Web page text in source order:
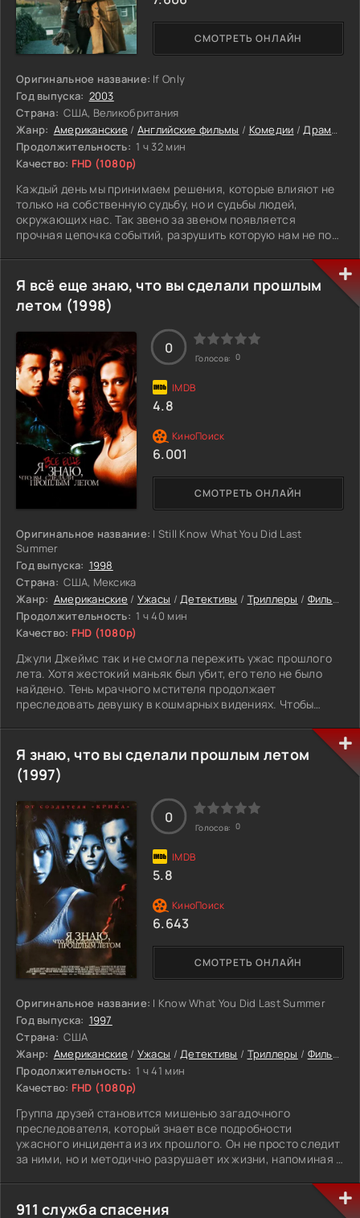
Оригинальное название: If Only
Год выпуска: 2003
Страна: США, Великобритания
Жанр: Американские / Английские фильмы / Комедии /Драмы
Продолжительность: 1 ч 32 мин
Качество: FHD (1080p)
Каждый день мы принимаем решения, которые влияют не
только на собственную судьбу, но и судьбы людей,
окружающих нас. Так звено за звеном появляется
прочная цепочка событий, разрушить которую нам не под
Саманта — американка, учится музыке в Лондоне. Она
красива, порывиста, импульсивна и эмоциональна — она
влюблена. Ее друг Ян весь в делах, он все время занят и
практически женат на своей работе. Это разрушает их
отношения с Самантой. Но все переворачивает
трагическая случайность — нелепая автокатастрофа
уносит жизнь Саманты, и Ян, наконец, понимает, что он
потерял в своей жизни… Если бы только Ян мог повернуть
время вспять, если бы только он мог прожить этот
роковой день заново, если бы только… И судьба
предоставляет ему этот шанс.
СМОТРЕТЬ ОНЛАЙН
Я всё еще знаю, что вы сделали прошлым
летом (1998)
Оригинальное название: I Still Know What You Did Last
Summer
Год выпуска: 1998
Страна: США, Мексика
Жанр: Американские / Ужасы /Детективы / Триллеры / Фильмы
Продолжительность: 1 ч 40 мин
Качество: FHD (1080p)
Джули Джеймс так и не смогла пережить ужас прошлого
лета. Хотя жестокий маньяк был убит, его тело не было
найдено. Тень мрачного мстителя продолжает
преследовать девушку в кошмарных видениях. Чтобы
отправляется на живописный тропический остров. Они
надеются провести здесь несколько прекрасных дней,
но... Райский уголок оказывается настоящим адом.
Надвигается шторм, и последний катер с туристами уже
отчалил от берега. Опустевшая сцена готова для
кровавого спектакля. За туманной пеленой дождя Джули
снова увидела зловещую фигуру того, кто все еще знает,
что она сделала прошлым летом...
СМОТРЕТЬ ОНЛАЙН
0
Голосов: 0
4.8
6.001
Я знаю, что вы сделали прошлым летом
(1997)
Оригинальное название: I Know What You Did Last Summer
Год выпуска: 1997
Страна: США
Жанр: Американские / Ужасы /Детективы / Триллеры / Фильмы
Продолжительность: 1 ч 41 мин
Качество: FHD (1080p)
Группа друзей становится мишенью загадочного
преследователя, который знает все подробности
ужасного инцидента из их прошлого. Он не просто следит
за ними, но и методично разрушает их жизни, напоминая о
в своей игре?
СМОТРЕТЬ ОНЛАЙН
0
Голосов: 0
5.8
6.643
911 служба спасения